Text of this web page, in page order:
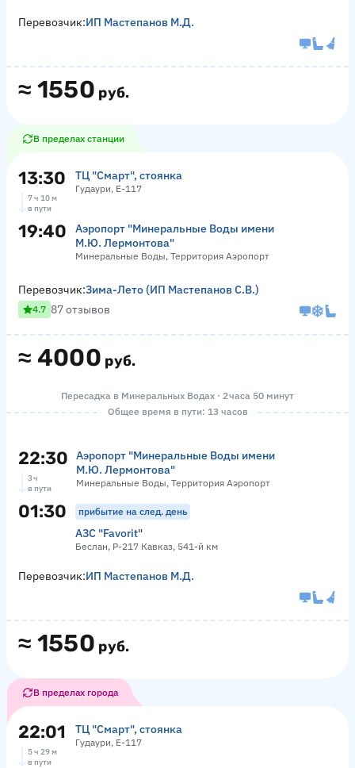
≈ 1550 руб.
Перевозчик:ИП Мастепанов М.Д.
В пределах станции
13:30 ТЦ "Смарт", стоянка
Гудаури, Е-117
7 ч 10 м
в пути
19:40
Аэропорт "Минеральные Воды имени
М.Ю. Лермонтова"
Минеральные Воды, Территория Аэропорт
≈ 4000 руб.
Перевозчик:Зима-Лето (ИП Мастепанов С.В.)
4.7 87 отзывов
Пересадка в Минеральных Водах · 2 часа 50 минут
Общее время в пути: 13 часов
22:30
Аэропорт "Минеральные Воды имени
М.Ю. Лермонтова"
Минеральные Воды, Территория Аэропорт
3 ч
в пути
01:30 прибытие на след. день
АЗС "Favorit"
Беслан, Р-217 Кавказ, 541-й км
≈ 1550 руб.
Перевозчик:ИП Мастепанов М.Д.
В пределах города
22:01 ТЦ "Смарт", стоянка
Гудаури, Е-117
5 ч 29 м
в пути